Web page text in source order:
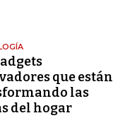
que están
las
del hogar